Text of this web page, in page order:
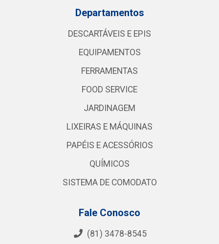
Departamentos
DESCARTÁVEIS E EPIS
EQUIPAMENTOS
FERRAMENTAS
FOOD SERVICE
JARDINAGEM
LIXEIRAS E MÁQUINAS
PAPÉIS E ACESSÓRIOS
QUÍMICOS
SISTEMA DE COMODATO
Fale Conosco
(81) 3478-8545